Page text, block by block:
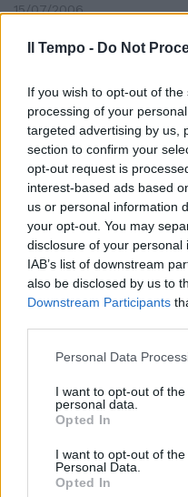
Il Tempo - Do Not
If you wish to opt-out of
processing of your
targeted advertising by us,
section to confirm your
opt-out request is
interest-based ads based
us or personal information
your opt-out. You may
disclosure of your
IAB’s list of downstream
also be disclosed by us to
Downstream Participants
Personal Data
I want to opt-out of
personal data.
Opted In
I want to opt-out of
Personal Data.
Opted In
15/07/2006
LE ALTRE
24/04/2006
Per la prima volta
Rossa di Borgo
doppietta nelle
25/03/2006
dieci posizioni Oggi
17/03/2006
di OSCAR OREFICI